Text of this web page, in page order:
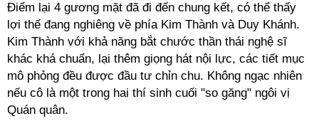
Điểm lại 4 gương mặt đã đi đến chung kết, có thể thấy
lợi thế đang nghiêng về phía Kim Thành và Duy Khánh.
Kim Thành với khả năng bắt chước thần thái nghệ sĩ
khác khá chuẩn, lại thêm giọng hát nội lực, các tiết mục
mô phỏng đều được đầu tư chỉn chu. Không ngạc nhiên
nếu cô là một trong hai thí sinh cuối "so găng" ngôi vị
Quán quân.